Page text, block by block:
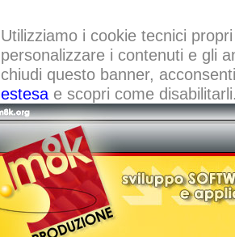
Utilizziamo i cookie tecnici
personalizzare i contenuti e gli
chiudi questo banner,
estesae scopri come